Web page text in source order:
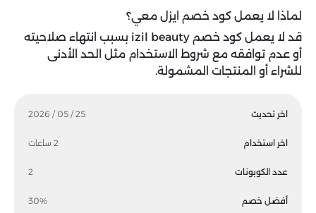
اخر تحديث 25 / 05 / 2026
اخر استخدام 2 ساعات
عدد الكوبونات 2
أفضل خصم 30%
لماذا لا يعمل كود خصم ايزل معي؟
قد لا يعمل كود خصم izil beauty بسبب انتهاء صلاحيته
أو عدم توافقه مع شروط الاستخدام مثل الحد الأدنى
للشراء أو المنتجات المشمولة.